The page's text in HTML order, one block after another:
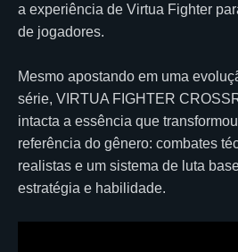
a experiência de Virtua Fighter
de jogadores.
Mesmo apostando em uma
série, VIRTUA FIGHTER
intacta a essência que
referência do gênero: combates
realistas e um sistema de luta
estratégia e habilidade.